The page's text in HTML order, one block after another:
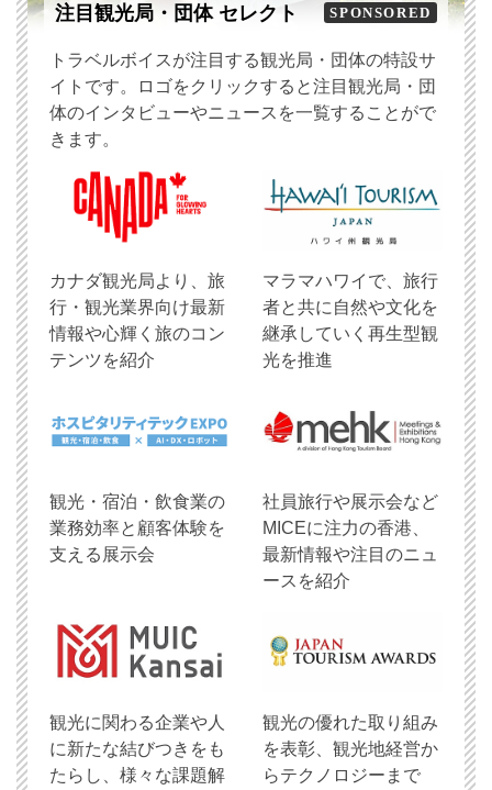
注目観光局・団体 セレクト SPONSORED
トラベルボイスが注目する観光局・団体の特設サ
イトです。ロゴをクリックすると注目観光局・団
体のインタビューやニュースを一覧することがで
きます。
​カナダ観光局より、旅
行・観光業界向け最新
情報や心輝く旅のコン
テンツを紹介
マラマハワイで、旅行
者と共に自然や文化を
継承していく再生型観
光を推進
観光・宿泊・飲食業の
業務効率と顧客体験を
支える展示会
社員旅行や展示会など
MICEに注力の香港、
最新情報や注目のニュ
ースを紹介
観光に関わる企業や人
に新たな結びつきをも
たらし、様々な課題解
観光の優れた取り組み
を表彰、観光地経営か
らテクノロジーまで